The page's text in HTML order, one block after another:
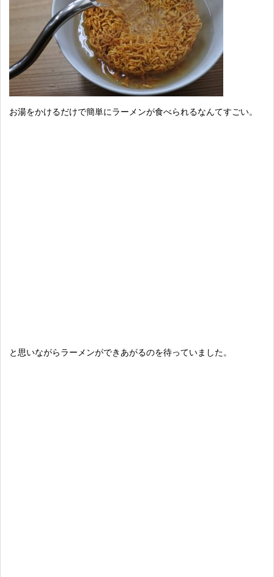
お湯をかけるだけで簡単にラーメンが食べられるなんてすごい。
と思いながらラーメンができあがるのを待っていました。